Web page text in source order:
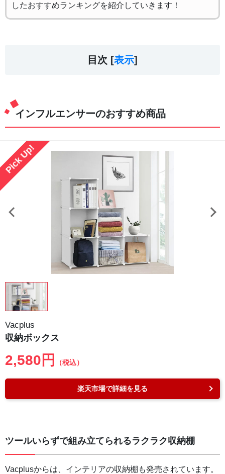
したおすすめランキングを紹介していきます！
目次 [表示]
インフルエンサーのおすすめ商品
Pick Up!
Vacplus
収納ボックス
2,580円 （税込）
楽天市場で詳細を見る
ツールいらずで組み立てられるラクラク収納棚
Vacplusからは、インテリアの収納棚も発売されています。